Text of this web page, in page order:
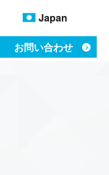
お問い合わせ
Japan